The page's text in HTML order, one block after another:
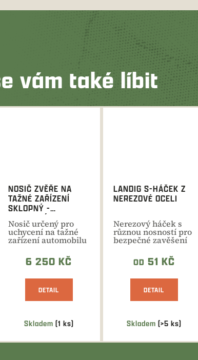
vám také líbit
Skladem (1 ks)
NOSIČ ZVĚŘE NA
TAŽNÉ ZAŘÍZENÍ
SKLOPNÝ -
UCHYCENÍ NA
ŠROUBOVÝ DRŽÁK
Nosič určený pro
uchycení na tažné
zařízení automobilu
šroubového...
6 250 KČ
DETAIL
Skladem (>5 ks)
LANDIG S-HÁČEK Z
NEREZOVÉ OCELI
Nerezový háček s
různou nosností pro
bezpečné zavěšení
zvěřiny do chladící...
OD 51 KČ
DETAIL